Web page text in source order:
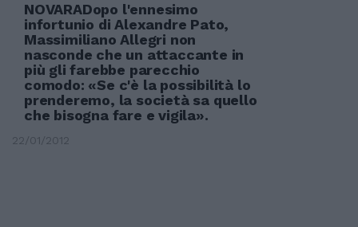
NOVARADopo l'ennesimo
infortunio di Alexandre Pato,
Massimiliano Allegri non
nasconde che un attaccante in
più gli farebbe parecchio
comodo: «Se c'è la possibilità lo
prenderemo, la società sa quello
che bisogna fare e vigila».
22/01/2012